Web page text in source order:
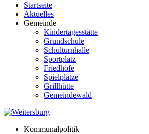
Startseite
Aktuelles
Gemeinde
Kindertagesstätte
Grundschule
Schulturnhalle
Sportplatz
Friedhöfe
Spielplätze
Grillhütte
Gemeindewald
Kommunalpolitik